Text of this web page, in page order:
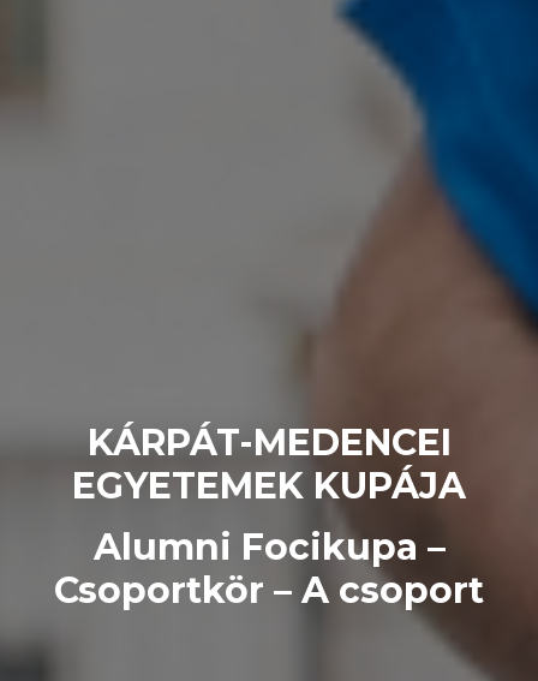
KÁRPÁT-MEDENCEI
EGYETEMEK KUPÁJA
Alumni Focikupa –
Csoportkör – A csoport